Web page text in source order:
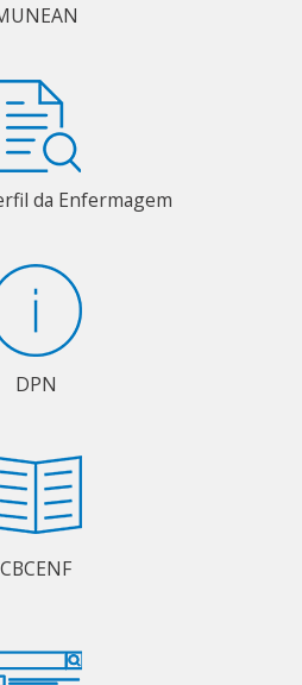
da Enfermagem
DPN
CBCENF